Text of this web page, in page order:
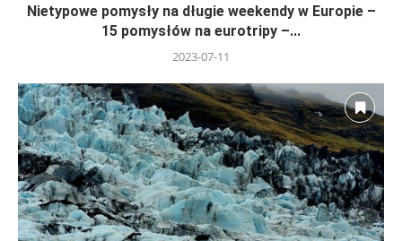
Nietypowe pomysły na długie weekendy w Europie –
15 pomysłów na eurotripy –...
2023-07-11